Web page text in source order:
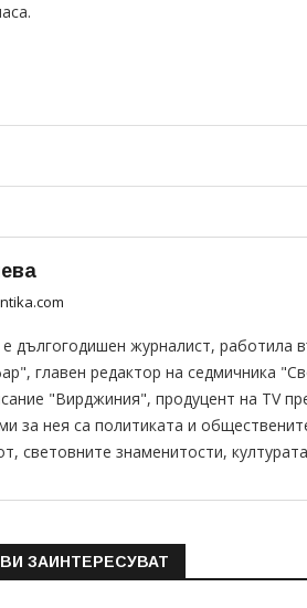
дългогодишен журналист, работила
главен редактор на седмичника
"Вирджиния", продуцент на TV
за нея са политиката и
световните знаменитости,
ЗАИНТЕРЕСУВАТ